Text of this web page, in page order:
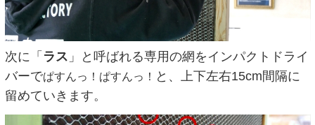
次に「 ラス 」と呼ばれる専用の網をインパクトドライ
バーでぱすんっ！ぱすんっ！ と、上下左右15cm間隔に
留めていきます。